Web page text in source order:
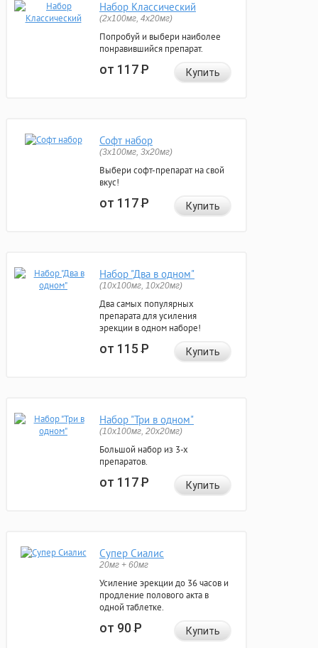
Набор Классический
(2x100мг, 4x20мг)
Попробуй и выбери наиболее
понравившийся препарат.
от 117Р Купить
Софт набор
(3x100мг, 3x20мг)
Выбери софт-препарат на свой
вкус!
от 117Р Купить
Набор "Два в одном"
(10x100мг, 10x20мг)
Два самых популярных
препарата для усиления
эрекции в одном наборе!
от 115Р Купить
Набор "Три в одном"
(10x100мг, 20x20мг)
Большой набор из 3-х
препаратов.
от 117Р Купить
Супер Сиалис
20мг + 60мг
Усиление эрекции до 36 часов и
продление полового акта в
одной таблетке.
от 90Р Купить